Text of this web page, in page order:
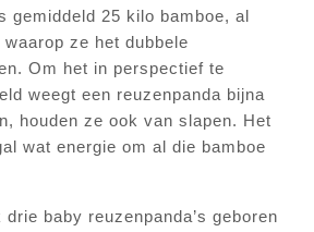
gemiddeld 25 kilo bamboe, al
ze het dubbele
Om het in perspectief te
weegt een reuzenpanda bijna
houden ze ook van slapen. Het
wat energie om al die bamboe
baby reuzenpanda’s geboren